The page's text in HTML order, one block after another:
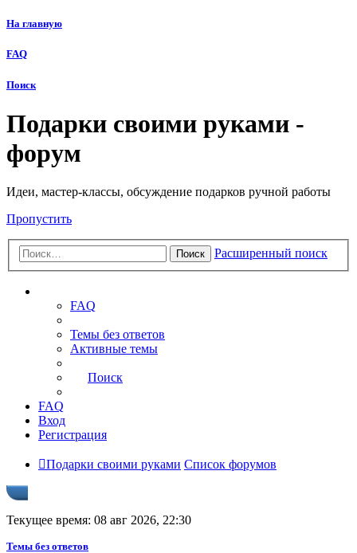
На главную
FAQ
Поиск
Подарки своими руками -
форум
Идеи, мастер-классы, обсуждение подарков ручной работы
Пропустить
Поиск Расширенный поиск
FAQ
Темы без ответов
Активные темы
Поиск
FAQ
Вход
Регистрация
Подарки своими руками Список форумов
Текущее время: 08 авг 2026, 22:30
Темы без ответов